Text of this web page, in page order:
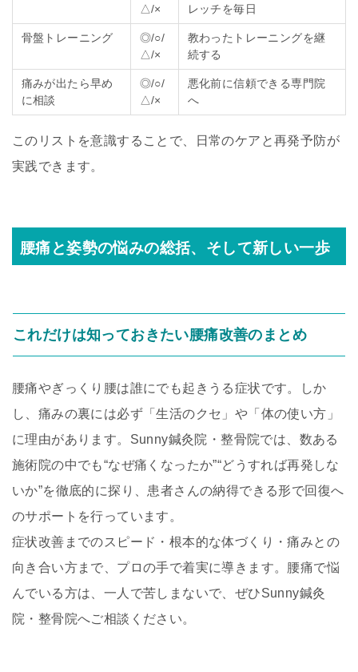
△/×
レッチを毎日
骨盤トレーニング
◎/○/
△/×
教わったトレーニングを継
続する
痛みが出たら早め
に相談
◎/○/
△/×
悪化前に信頼できる専門院
へ
このリストを意識することで、日常のケアと再発予防が
実践できます。
腰痛と姿勢の悩みの総括、そして新しい一歩
これだけは知っておきたい腰痛改善のまとめ
腰痛やぎっくり腰は誰にでも起きうる症状です。しか
し、痛みの裏には必ず「生活のクセ」や「体の使い方」
に理由があります。Sunny鍼灸院・整骨院では、数ある
施術院の中でも“なぜ痛くなったか”“どうすれば再発しな
いか”を徹底的に探り、患者さんの納得できる形で回復へ
のサポートを行っています。
症状改善までのスピード・根本的な体づくり・痛みとの
向き合い方まで、プロの手で着実に導きます。腰痛で悩
んでいる方は、一人で苦しまないで、ぜひSunny鍼灸
院・整骨院へご相談ください。